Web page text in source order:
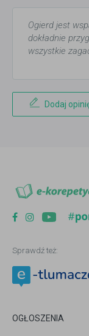
Ogierd jest
dokładnie
wszystkie
Dodaj
Sprawdź też:
OGŁOSZENIA